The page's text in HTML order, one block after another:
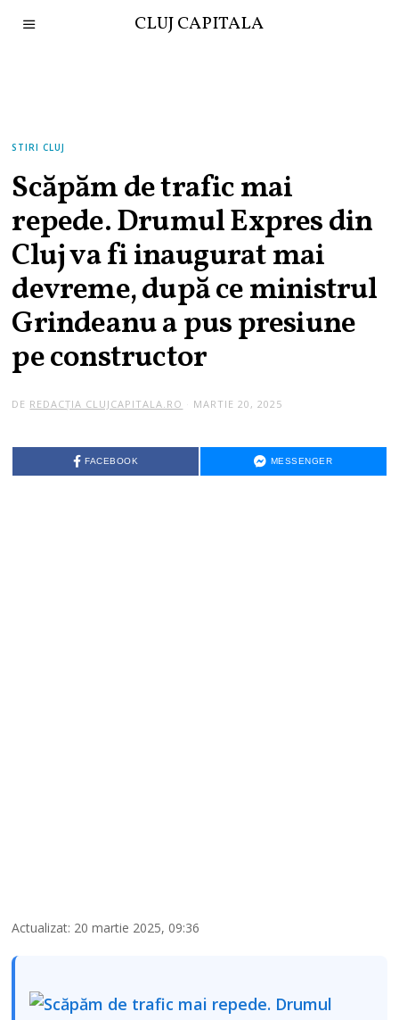
CLUJ CAPITALA
STIRI CLUJ
Scăpăm de trafic mai
repede. Drumul Expres din
Cluj va fi inaugurat mai
devreme, după ce ministrul
Grindeanu a pus presiune
pe constructor
DE REDACȚIA CLUJCAPITALA.RO MARTIE 20, 2025
FACEBOOK MESSENGER
Actualizat: 20 martie 2025, 09:36